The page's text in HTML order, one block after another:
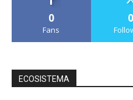
0
Fans
0
ECOSISTEMA